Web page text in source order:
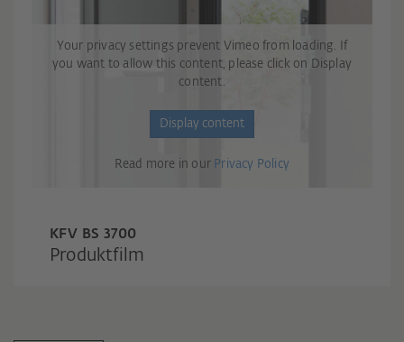
Your privacy settings prevent Vimeo from loading. If
you want to allow this content, please click on Display
content.
Display content
Read more in our Privacy Policy
KFV BS 3700
Produktfilm